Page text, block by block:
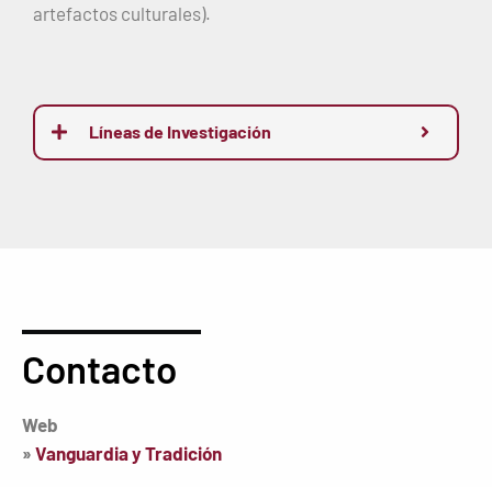
artefactos culturales).
Líneas de Investigación
Contacto
Web
» Vanguardia y Tradición